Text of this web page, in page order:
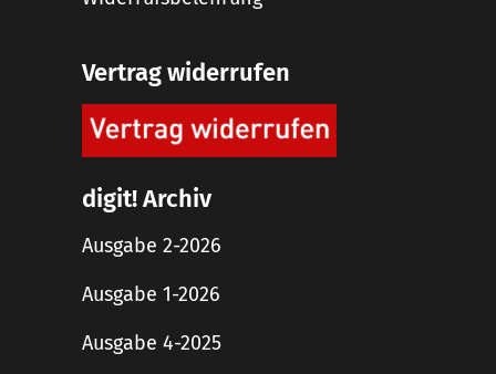
Vertrag widerrufen
digit! Archiv
Ausgabe 2-2026
Ausgabe 1-2026
Ausgabe 4-2025